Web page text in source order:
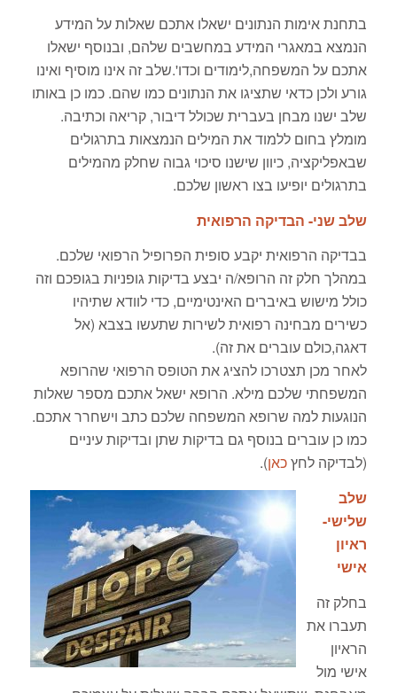
בתחנת אימות הנתונים ישאלו אתכם שאלות על המידע
הנמצא במאגרי המידע במחשבים שלהם, ובנוסף ישאלו
אתכם על המשפחה,לימודים וכדו'.שלב זה אינו מוסיף ואינו
גורע ולכן כדאי שתציגו את הנתונים כמו שהם. כמו כן באותו
שלב ישנו מבחן בעברית שכולל דיבור, קריאה וכתיבה.
מומלץ בחום ללמוד את המילים הנמצאות בתרגולים
שבאפליקציה, כיוון שישנו סיכוי גבוה שחלק מהמילים
בתרגולים יופיעו בצו ראשון שלכם.
שלב שני- הבדיקה הרפואית
בבדיקה הרפואית יקבע סופית הפרופיל הרפואי שלכם.
במהלך חלק זה הרופא/ה יבצע בדיקות גופניות בגופכם וזה
כולל מישוש באיברים האינטימיים, כדי לוודא שתיהיו
כשירים מבחינה רפואית לשירות שתעשו בצבא (אל
דאגה,כולם עוברים את זה).
לאחר מכן תצטרכו להציג את הטופס הרפואי שהרופא
המשפחתי שלכם מילא. הרופא ישאל אתכם מספר שאלות
הנוגעות למה שרופא המשפחה שלכם כתב וישחרר אתכם.
כמו כן עוברים בנוסף גם בדיקות שתן ובדיקות עיניים
(לבדיקה לחץכאן).
שלב
שלישי-
ראיון
אישי
בחלק זה
תעברו את
הראיון
אישי מול